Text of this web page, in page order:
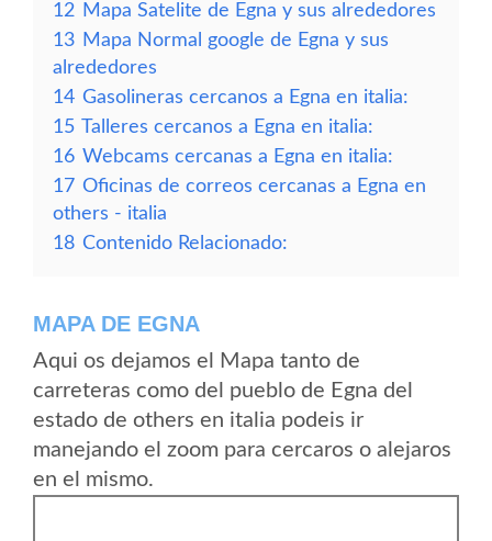
12 Mapa Satelite de Egna y sus alrededores
13 Mapa Normal google de Egna y sus
alrededores
14 Gasolineras cercanos a Egna en italia:
15 Talleres cercanos a Egna en italia:
16 Webcams cercanas a Egna en italia:
17 Oficinas de correos cercanas a Egna en
others - italia
18 Contenido Relacionado:
MAPA DE EGNA
Aqui os dejamos el Mapa tanto de
carreteras como del pueblo de Egna del
estado de others en italia podeis ir
manejando el zoom para cercaros o alejaros
en el mismo.